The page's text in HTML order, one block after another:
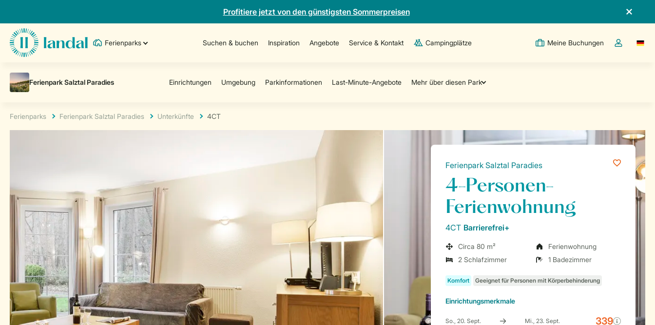
Profitiere jetzt von den günstigsten Sommerpreisen
Ferienparks Suchen & buchen Inspiration Angebote Service & Kontakt Campingplätze Meine Buchungen
Dropdown-
Ferienparks Ferienpark Salztal Paradies Unterkünfte 4CT
Ferienpark Salztal Paradies
4-Personen-
Ferienwohnung
4CT Barrierefrei+
Circa 80 m²
Ferienwohnung
2 Schlafzimmer
1 Badezimmer
Einrichtungsmerkmale